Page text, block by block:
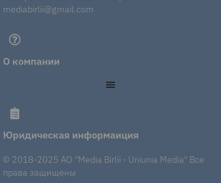
mediabirlii@gmail.com
О компании
Юридическая информаиция
© 2018-2025 AO "Media Birlii - Uniunia Media" Все
права защищены